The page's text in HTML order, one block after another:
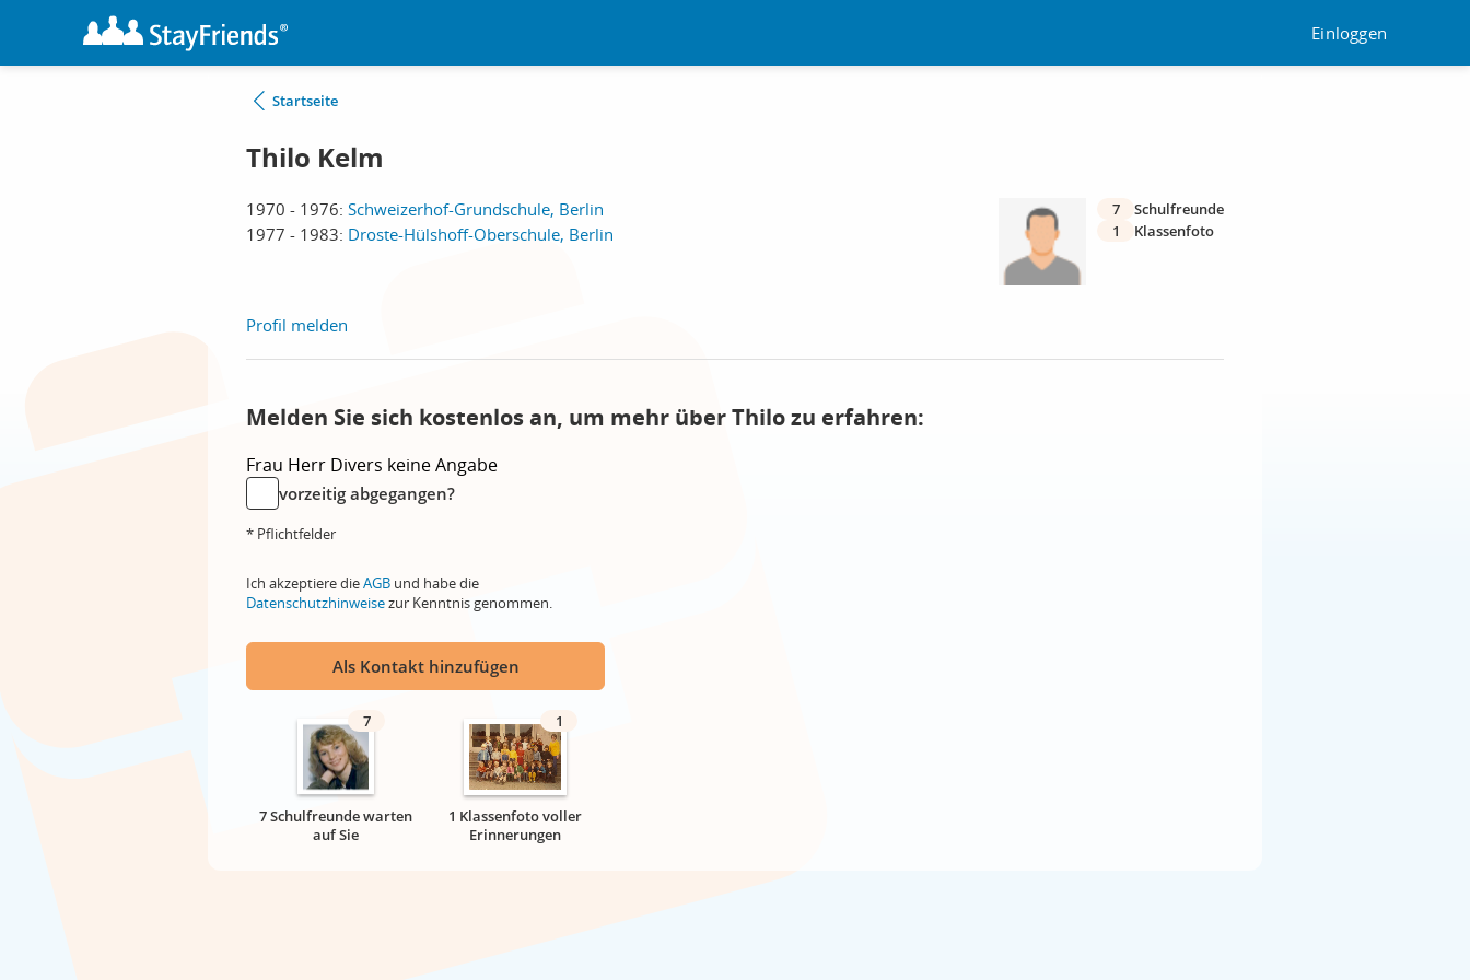
Einloggen
Startseite
Thilo Kelm
1970 - 1976: Schweizerhof-Grundschule, Berlin
1977 - 1983: Droste-Hülshoff-Oberschule, Berlin
7
Schulfreunde
1
Klassenfoto
Profil melden
Melden Sie sich kostenlos an, um mehr über Thilo zu erfahren:
Frau Herr Divers keine Angabe
vorzeitig abgegangen?
* Pflichtfelder
Ich akzeptiere dieAGB und habe die
Datenschutzhinweisezur Kenntnis genommen.
Als Kontakt hinzufügen
7
7 Schulfreunde warten
auf Sie
1
1 Klassenfoto voller
Erinnerungen